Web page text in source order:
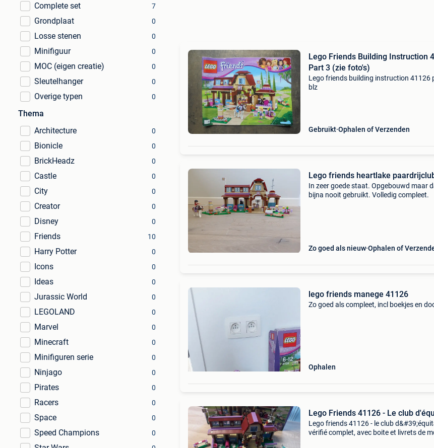
Complete set 7
Grondplaat 0
Losse stenen 0
Minifiguur 0
MOC (eigen creatie) 0
Sleutelhanger 0
Overige typen 0
Thema
Architecture
0
Bionicle 0
BrickHeadz 0
Castle 0
City 0
Creator 0
Disney 0
Friends 10
Harry Potter 0
Icons 0
Ideas 0
Jurassic World 0
LEGOLAND 0
Marvel 0
Minecraft 0
Minifiguren serie 0
Ninjago 0
Pirates 0
Racers 0
Space 0
Speed Champions 0
Lego Friends Building Instruction
Part 3 (zie foto's)
Lego friends building instruction 41126
blz
Gebruikt Ophalen of Verzenden
Lego friends heartlake
In zeer goede staat. Opgebouwd maar
bijna nooit gebruikt. Volledig compleet.
Zo goed als nieuw Ophalen of
lego friends manege 41126
Zo goed als compleet, incl boekjes en
Ophalen
Lego Friends 41126 - Le club
Lego friends 41126 - le club
vérifié complet, avec boite et livrets de